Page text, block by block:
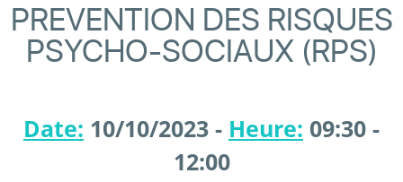
PREVENTION DES RISQUES
PSYCHO-SOCIAUX (RPS)
Date: 10/10/2023 - Heure: 09:30 -
12:00